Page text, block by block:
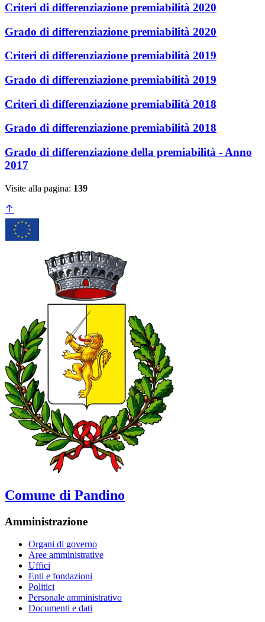
Criteri di differenziazione premiabilità 2020
Grado di differenziazione premiabilità 2020
Criteri di differenziazione premiabilità 2019
Grado di differenziazione premiabilità 2019
Criteri di differenziazione premiabilità 2018
Grado di differenziazione premiabilità 2018
Grado di differenziazione della premiabilità - Anno
2017
Visite alla pagina: 139
Comune di Pandino
Amministrazione
Organi di governo
Aree amministrative
Uffici
Enti e fondazioni
Politici
Personale amministrativo
Documenti e dati